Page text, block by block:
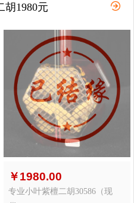
胡1980元
￥1980.00
专业小叶紫檀二胡30586（现